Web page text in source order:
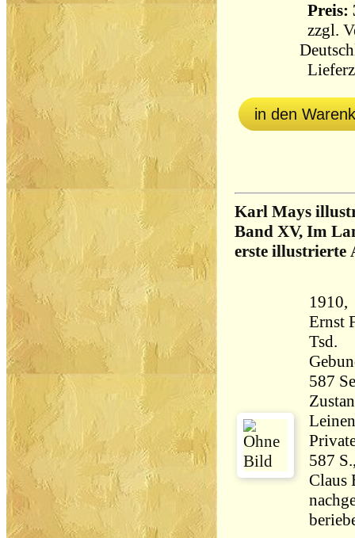
Preis:
zzgl.
in den
Karl Mays
Band XV, Im
erste illustrierte
1910,
Ernst
Tsd.
587
Claus